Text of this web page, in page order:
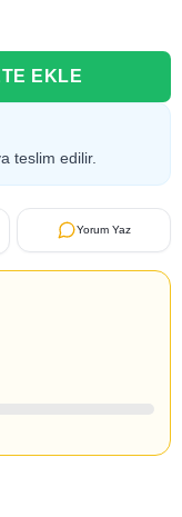
teslim edilir.
Yorum Yaz